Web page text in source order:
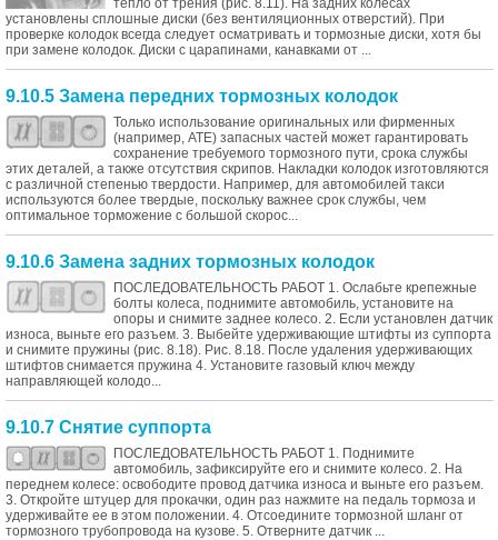
тепло от трения (рис. 8.11). На задних колесах
установлены сплошные диски (без вентиляционных отверстий). При
проверке колодок всегда следует осматривать и тормозные диски, хотя бы
при замене колодок. Диски с царапинами, канавками от ...
9.10.5 Замена передних тормозных колодок
Только использование оригинальных или фирменных
(например, ATE) запасных частей может гарантировать
сохранение требуемого тормозного пути, срока службы
этих деталей, а также отсутствия скрипов. Накладки колодок изготовляются
с различной степенью твердости. Например, для автомобилей такси
используются более твердые, поскольку важнее срок службы, чем
оптимальное торможение с большой скорос...
9.10.6 Замена задних тормозных колодок
ПОСЛЕДОВАТЕЛЬНОСТЬ РАБОТ 1. Ослабьте крепежные
болты колеса, поднимите автомобиль, установите на
опоры и снимите заднее колесо. 2. Если установлен датчик
износа, выньте его разъем. 3. Выбейте удерживающие штифты из суппорта
и снимите пружины (рис. 8.18). Рис. 8.18. После удаления удерживающих
штифтов снимается пружина 4. Установите газовый ключ между
направляющей колодо...
9.10.7 Снятие суппорта
ПОСЛЕДОВАТЕЛЬНОСТЬ РАБОТ 1. Поднимите
автомобиль, зафиксируйте его и снимите колесо. 2. На
переднем колесе: освободите провод датчика износа и выньте его разъем.
3. Откройте штуцер для прокачки, один раз нажмите на педаль тормоза и
удерживайте ее в этом положении. 4. Отсоедините тормозной шланг от
тормозного трубопровода на кузове. 5. Отверните датчик ...